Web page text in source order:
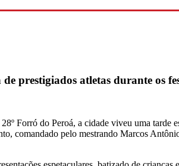
prestigiados atletas durante os
Forró do Peroá, a cidade viveu uma
comandado pelo mestrando Marcos